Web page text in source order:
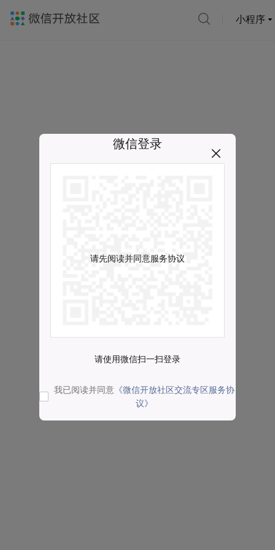
小程序
微信登录
请先阅读并同意服务协议
请使用微信扫一扫登录
我已阅读并同意 《微信开放社区交流专区服务协
议》